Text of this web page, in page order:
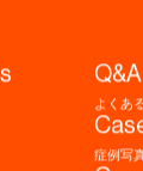
Q&A
よくあ
症例写